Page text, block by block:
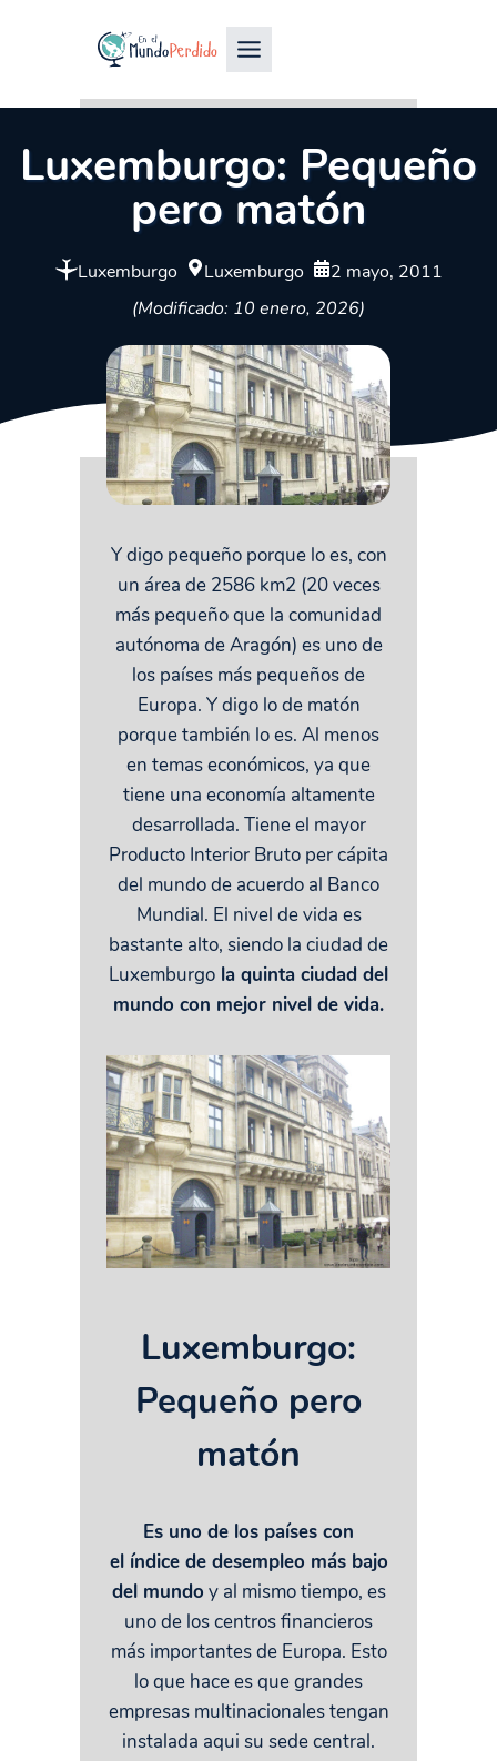
Luxemburgo: Pequeño
pero matón
Luxemburgo Luxemburgo
2 mayo, 2011
(Modificado: 10 enero, 2026)
Y digo pequeño porque lo es, con
un área de 2586 km2 (20 veces
más pequeño que la comunidad
autónoma de Aragón) es uno de
los países más pequeños de
Europa. Y digo lo de matón
porque también lo es. Al menos
en temas económicos, ya que
tiene una economía altamente
desarrollada. Tiene el mayor
Producto Interior Bruto per cápita
del mundo de acuerdo al Banco
Mundial. El nivel de vida es
bastante alto, siendo la ciudad de
Luxemburgo la quinta ciudad del
mundo con mejor nivel de vida.
Luxemburgo:
Pequeño pero
matón
Es uno de los países con
el índice de desempleo más bajo
del mundo y al mismo tiempo, es
uno de los centros financieros
más importantes de Europa. Esto
lo que hace es que grandes
empresas multinacionales tengan
instalada aqui su sede central.